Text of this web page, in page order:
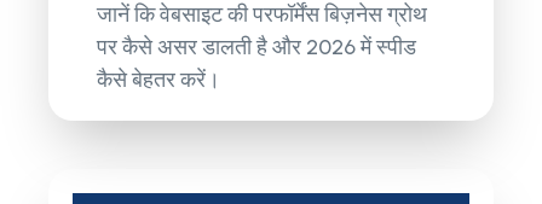
जानें कि वेबसाइट की परफॉर्मेंस बिज़नेस ग्रोथ
पर कैसे असर डालती है और 2026 में स्पीड
कैसे बेहतर करें।